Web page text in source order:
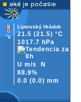
Liptovský Hrádok
21.5 (21.5) °C
1017.7 hPa
U m/s
N
88.9%
0.0 (0.0) mm